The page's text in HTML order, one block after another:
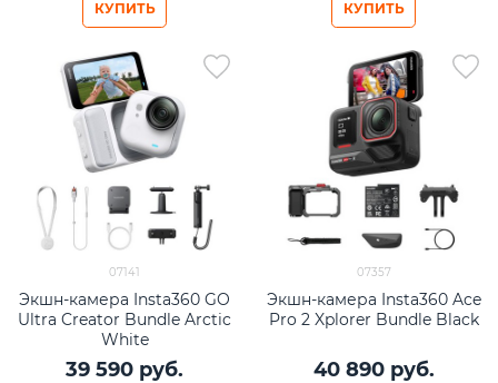
КУПИТЬ КУПИТЬ
07141
Экшн-камера Insta360 GO
Ultra Creator Bundle Arctic
White
39 590 руб.
07357
Экшн-камера Insta360 Ace
Pro 2 Xplorer Bundle Black
40 890 руб.